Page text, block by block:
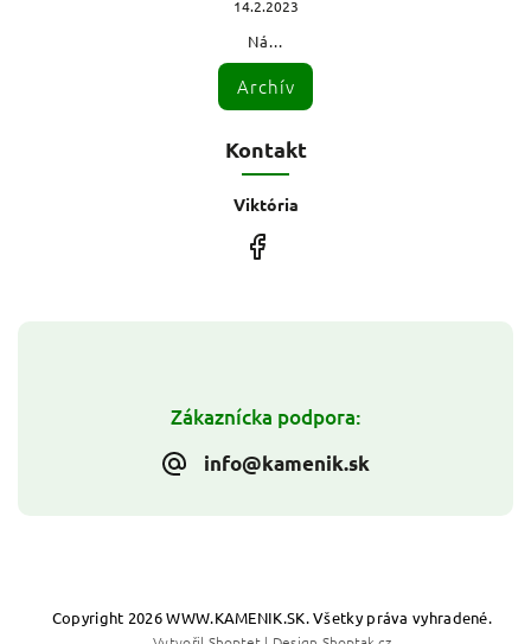
Zákaznícka podpora:
info@kamenik.sk
14.2.2023
Ná...
Archív
Kontakt
Viktória
Copyright 2026WWW.KAMENIK.SK. Všetky práva vyhradené.